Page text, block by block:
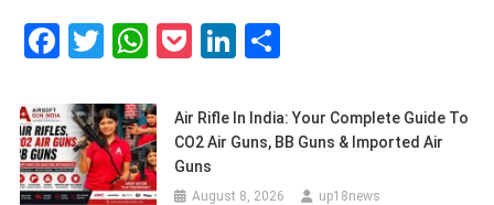
Facebook
Twitter
WhatsApp
PocketLinkedIn
Air Rifle In India: Your Complete Guide To
CO2 Air Guns, BB Guns & Imported Air
Guns
August 8, 2026 up18news